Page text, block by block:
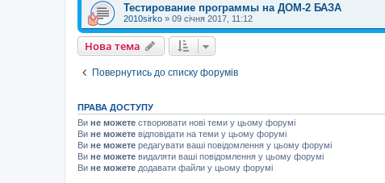
Тестирование программы на ДОМ-2 БАЗА
2010sirko » 09 січня 2017, 11:12
Нова тема
Повернутись до списку форумів
ПРАВА ДОСТУПУ
Ви не можете створювати нові теми у цьому форумі
Ви не можете відповідати на теми у цьому форумі
Ви не можете редагувати ваші повідомлення у цьому форумі
Ви не можете видаляти ваші повідомлення у цьому форумі
Ви не можете додавати файли у цьому форумі